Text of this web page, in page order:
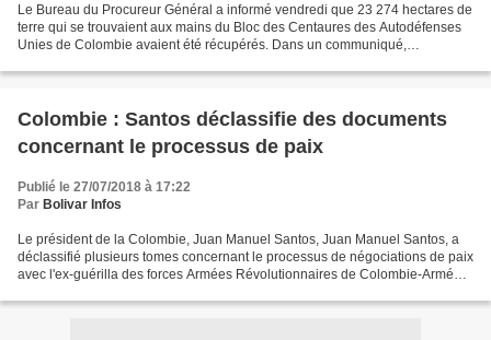
Le Bureau du Procureur Général a informé vendredi que 23 274 hectares de
terre qui se trouvaient aux mains du Bloc des Centaures des Autodéfenses
Unies de Colombie avaient été récupérés. Dans un communiqué,
Colombie : Santos déclassifie des documents
concernant le processus de paix
Publié le 27/07/2018 à 17:22
Par Bolivar Infos
Le président de la Colombie, Juan Manuel Santos, Juan Manuel Santos, a
déclassifié plusieurs tomes concernant le processus de négociations de paix
avec l'ex-guérilla des forces Armées Révolutionnaires de Colombie-Armée